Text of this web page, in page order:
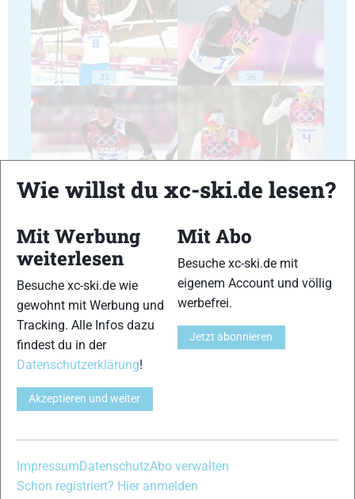
35 36
37 38
39
Wie willst du xc-ski.de lesen?
Mit Werbung
weiterlesen
Besuche xc-ski.de wie
gewohnt mit Werbung und
Tracking. Alle Infos dazu
findest du in der
Datenschutzerklärung!
Akzeptieren und weiter
Mit Abo
Besuche xc-ski.de mit
eigenem Account und völlig
werbefrei.
Jetzt abonnieren
Impressum DatenschutzAbo verwalten
Schon registriert? Hier anmelden